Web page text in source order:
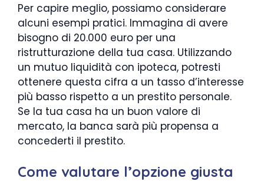
Per capire meglio, possiamo considerare
alcuni esempi pratici. Immagina di avere
bisogno di 20.000 euro per una
ristrutturazione della tua casa. Utilizzando
un mutuo liquidità con ipoteca, potresti
ottenere questa cifra a un tasso d’interesse
più basso rispetto a un prestito personale.
Se la tua casa ha un buon valore di
mercato, la banca sarà più propensa a
concederti il prestito.
Come valutare l’opzione giusta